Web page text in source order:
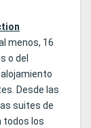
menos, 16
o del
Desde las
suites de
todos los